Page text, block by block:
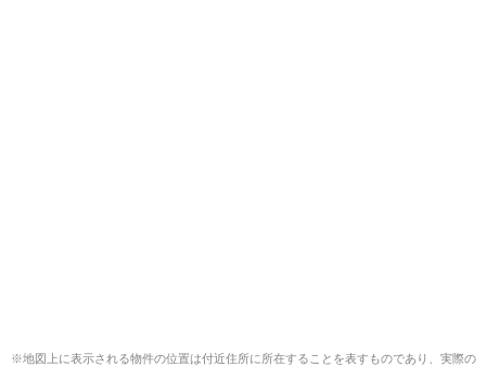
※地図上に表示される物件の位置は付近住所に所在することを表すものであり、実際の